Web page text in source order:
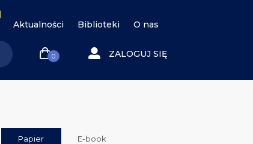
Aktualności Biblioteki O nas
0 ZALOGUJ SIĘ
Papier E-book